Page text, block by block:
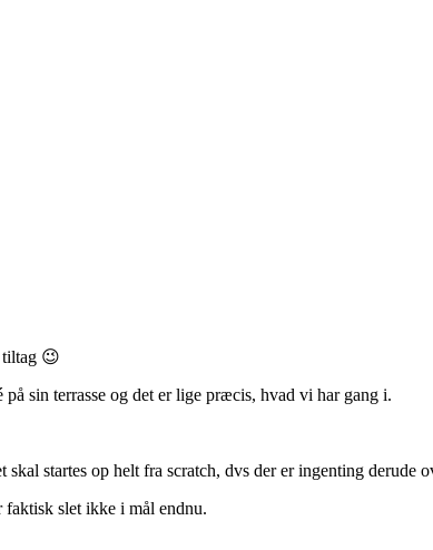
tiltag 😉
sin terrasse og det er lige præcis, hvad vi har gang i.
startes op helt fra scratch, dvs der er ingenting derude
slet ikke i mål endnu.